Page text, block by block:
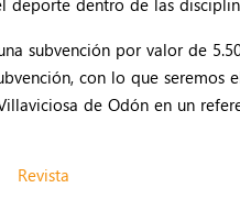
subvención por valor de
con lo que
de Odón en un
Revista